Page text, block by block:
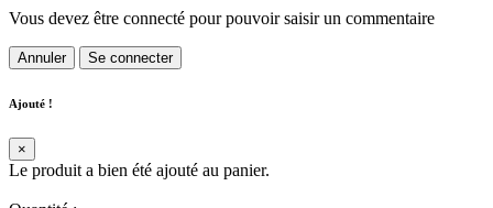
Vous devez être connecté pour pouvoir saisir un commentaire
Annuler Se connecter
Ajouté !
×
Le produit a bien été ajouté au panier.